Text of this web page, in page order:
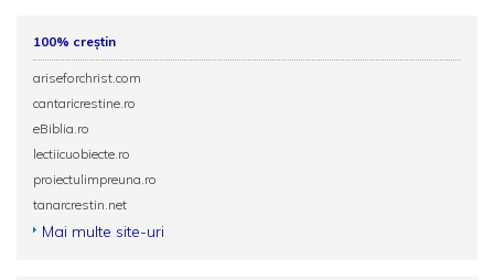
100% creștin
ariseforchrist.com
cantaricrestine.ro
eBiblia.ro
lectiicuobiecte.ro
proiectulimpreuna.ro
tanarcrestin.net
Mai multe site-uri